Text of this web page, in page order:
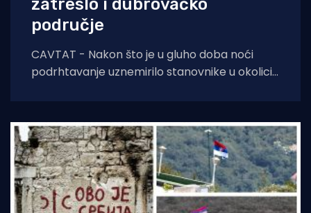
zatreslo i dubrovačko
područje
CAVTAT - Nakon što je u gluho doba noći
podrhtavanje uznemirilo stanovnike u okolici